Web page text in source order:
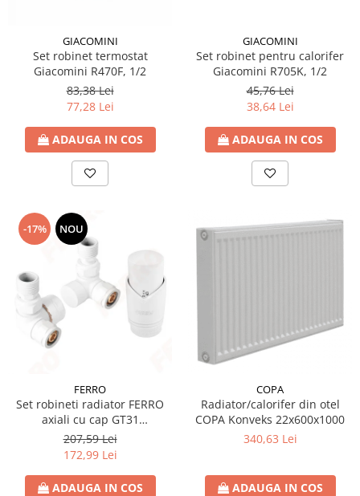
GIACOMINI
Set robinet termostat
Giacomini R470F, 1/2
83,38 Lei
77,28 Lei
ADAUGA IN COS
GIACOMINI
Set robinet pentru calorifer
Giacomini R705K, 1/2
45,76 Lei
38,64 Lei
ADAUGA IN COS
-17% NOU
FERRO
Set robineti radiator FERRO
axiali cu cap GT31
termostatic, alb
207,59 Lei
172,99 Lei
ADAUGA IN COS
COPA
Radiator/calorifer din otel
COPA Konveks 22x600x1000
340,63 Lei
ADAUGA IN COS